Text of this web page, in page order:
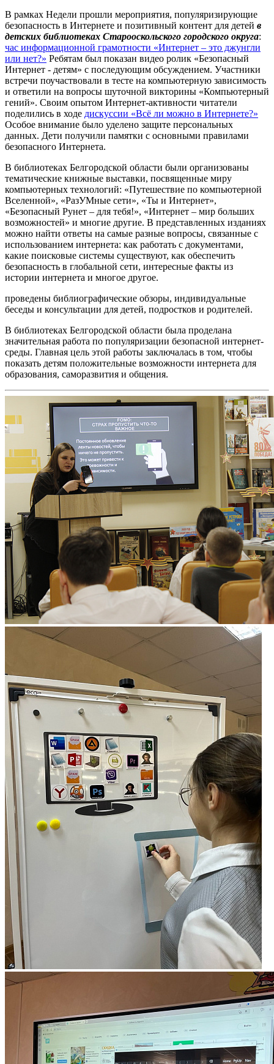
В рамках Недели прошли мероприятия, популяризирующие
безопасность в Интернете и позитивный контент для детей в
детских библиотеках Старооскольского городского округа:
час информационной грамотности «Интернет – это джунгли
или нет?» Ребятам был показан видео ролик «Безопасный
Интернет - детям» с последующим обсуждением. Участники
встречи поучаствовали в тесте на компьютерную зависимость
и ответили на вопросы шуточной викторины «Компьютерный
гений». Своим опытом Интернет-активности читатели
поделились в ходе дискуссии «Всё ли можно в Интернете?»
Особое внимание было уделено защите персональных
данных. Дети получили памятки с основными правилами
безопасного Интернета.
В библиотеках Белгородской области были организованы
тематические книжные выставки, посвященные миру
компьютерных технологий: «Путешествие по компьютерной
Вселенной», «РазУМные сети», «Ты и Интернет»,
«Безопасный Рунет – для тебя!», «Интернет – мир больших
возможностей» и многие другие. В представленных изданиях
можно найти ответы на самые разные вопросы, связанные с
использованием интернета: как работать с документами,
какие поисковые системы существуют, как обеспечить
безопасность в глобальной сети, интересные факты из
истории интернета и многое другое.
проведены библиографические обзоры, индивидуальные
беседы и консультации для детей, подростков и родителей.
В библиотеках Белгородской области была проделана
значительная работа по популяризации безопасной интернет-
среды. Главная цель этой работы заключалась в том, чтобы
показать детям положительные возможности интернета для
образования, саморазвития и общения.